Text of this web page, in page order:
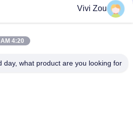
Vivi Zou
4:20 AM
Good day, what product are you looking